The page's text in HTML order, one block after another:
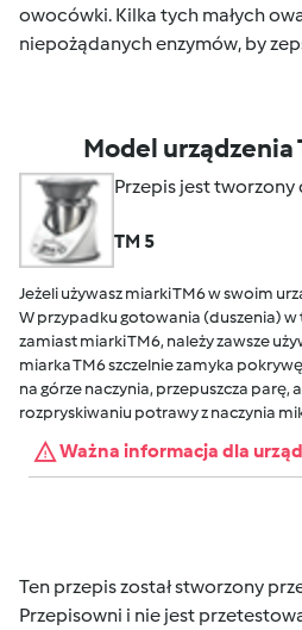
owocówki. Kilka tych małych
niepożądanych enzymów, by
Model
Przepis jest tworzony
TM 5
Jeżeli używasz miarki TM6 w swoim
W przypadku gotowania (duszenia) w
zamiast miarki TM6, należy zawsze
miarka TM6 szczelnie zamyka
na górze naczynia, przepuszcza parę,
rozpryskiwaniu potrawy z naczynia
Ważna informacja dla
Ten przepis został stworzony
Przepisowni i nie jest